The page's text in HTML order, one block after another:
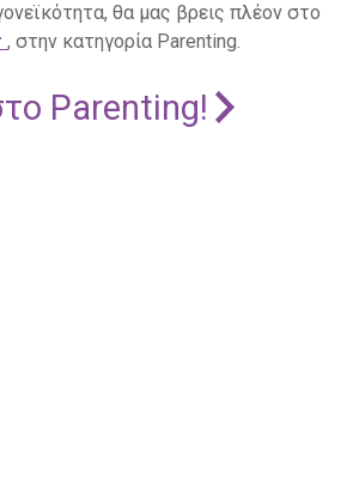
θα μας βρεις πλέον στο
, στην κατηγορία Parenting.
Parenting!